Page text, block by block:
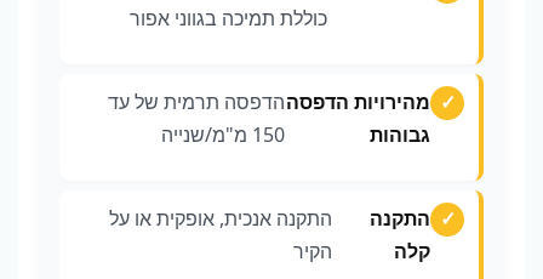
כוללת תמיכה בגווני אפור
מהירויות הדפסה
גבוהות
הדפסה תרמית של עד
150 מ"מ/שנייה
התקנה
קלה
התקנה אנכית, אופקית או על
הקיר